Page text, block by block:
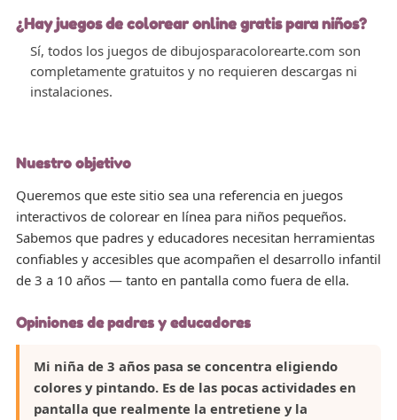
¿Hay juegos de colorear online gratis para niños?
Sí, todos los juegos de dibujosparacolorearte.com son
completamente gratuitos y no requieren descargas ni
instalaciones.
Nuestro objetivo
Queremos que este sitio sea una referencia en juegos
interactivos de colorear en línea para niños pequeños.
Sabemos que padres y educadores necesitan herramientas
confiables y accesibles que acompañen el desarrollo infantil
de 3 a 10 años — tanto en pantalla como fuera de ella.
Opiniones de padres y educadores
Mi niña de 3 años pasa se concentra eligiendo
colores y pintando. Es de las pocas actividades en
pantalla que realmente la entretiene y la